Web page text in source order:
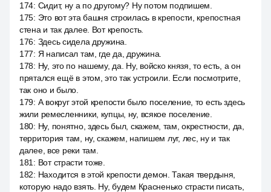
174: Сидит, ну а по другому? Ну потом подпишем.
175: Это вот эта башня строилась в крепости, крепостная
стена и так далее. Вот крепость.
176: Здесь сидела дружина.
177: Я написал там, где да, дружина.
178: Ну, это по нашему, да. Ну, войско князя, то есть, а он
прятался ещё в этом, это так устроили. Если посмотрите,
так оно и было.
179: А вокруг этой крепости было поселение, то есть здесь
жили ремесленники, купцы, ну, всякое поселение.
180: Ну, понятно, здесь был, скажем, там, окрестности, да,
территория там, ну, скажем, напишем луг, лес, ну и так
далее, все реки там.
181 : Вот страсти тоже.
182: Находится в этой крепости демон. Такая твердыня,
которую надо взять. Ну, будем Красненько страсти писать,